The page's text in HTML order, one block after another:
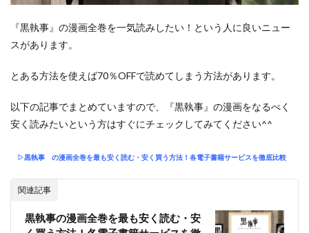
『黒執事』の漫画全巻を一気読みしたい！という人に良いニュー
スがあります。
とある方法を使えば70％OFFで読めてしまう方法があります。
以下の記事でまとめていますので、『黒執事』の漫画をなるべく
安く読みたいという方はすぐにチェックしてみてください^^
▷黒執事 の漫画全巻を最も安く読む・安く買う方法！各電子書籍サービスを徹底比較
関連記事
黒執事の漫画全巻を最も安く読む・安